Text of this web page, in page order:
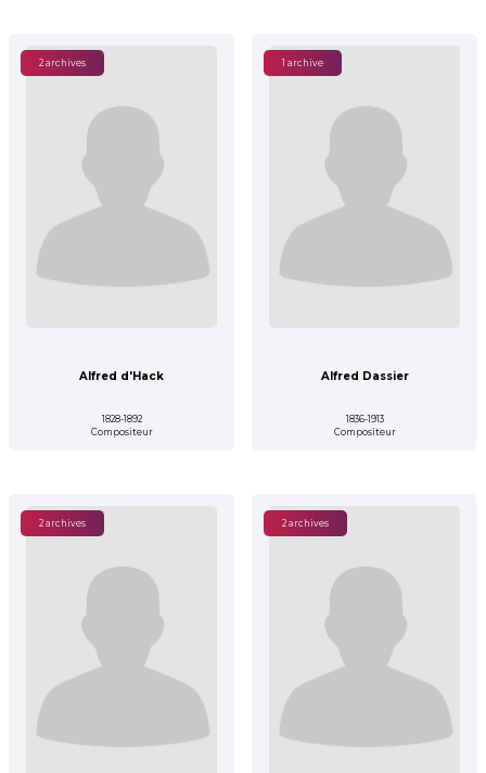
2 archives
Alfred d'Hack
1828-1892
Compositeur
1 archive
Alfred Dassier
1836-1913
Compositeur
2 archives 2 archives